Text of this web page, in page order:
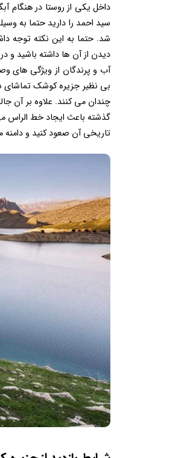
سید احمد را دارید حتما به
شد. حتما به این نکته توجه
دیدن از آن ها داشته باشید
آب و پرندگان از ویژگی های
بی نظیر جزیره کوشک تماشای
چندان می کنند. علاوه بر آن
گذشته باعث ایجاد خط الراس
تاریخی آن صعود کنید و